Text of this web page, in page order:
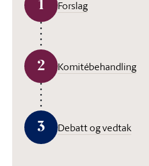
1 Forslag
2 Komitébehandling
3 Debatt og vedtak